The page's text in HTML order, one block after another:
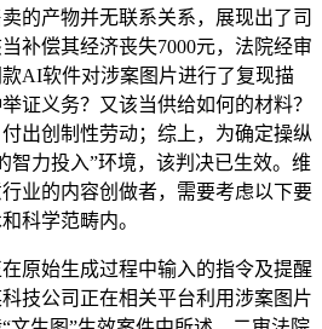
的产物并无联系关系，展现出了司
补偿其经济丧失7000元，法院经审
AI软件对涉案图片进行了复现描
证义务？又该当供给如何的材料？
出创制性劳动；综上，为确定操纵
智力投入”环境，该判决已生效。维
业的内容创做者，需要考虑以下要
科学范畴内。
始生成过程中输入的指令及提醒
技公司正在相关平台利用涉案图片